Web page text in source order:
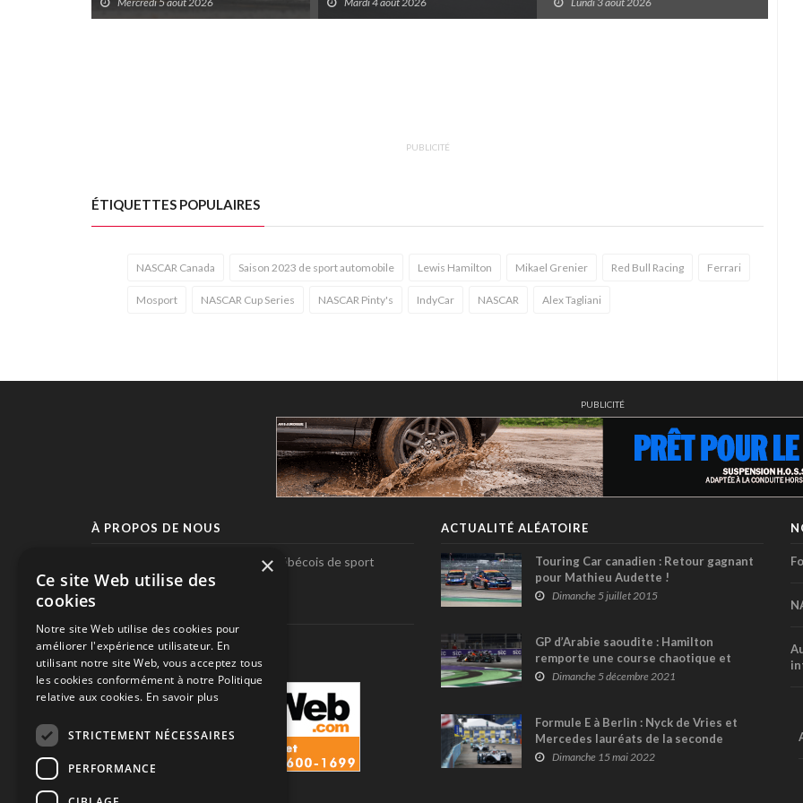
PUBLICITÉ
ÉTIQUETTES POPULAIRES
NASCAR Canada Saison 2023 de sport automobile Lewis Hamilton Mikael Grenier Red Bull Racing Ferrari
Mosport NASCAR Cup Series NASCAR Pinty's IndyCar NASCAR Alex Tagliani
PUBLICITÉ
À PROPOS DE NOUS
Pole-Position, le seul magazine québécois de sport
automobile.
SUIVEZ-NOUS
ACTUALITÉ ALÉATOIRE
Touring Car canadien : Retour gagnant
pour Mathieu Audette !
Dimanche 5 juillet 2015
GP d’Arabie saoudite : Hamilton
remporte une course chaotique et
revient à égalité de points avec
Dimanche 5 décembre 2021
Formule E à Berlin : Nyck de Vries et
Mercedes lauréats de la seconde
course du week-end
Dimanche 15 mai 2022
×
Ce site Web utilise des
cookies
Notre site Web utilise des cookies pour
améliorer l'expérience utilisateur. En
utilisant notre site Web, vous acceptez tous
les cookies conformément à notre Politique
relative aux cookies. En savoir plus
STRICTEMENT NÉCESSAIRES
PERFORMANCE